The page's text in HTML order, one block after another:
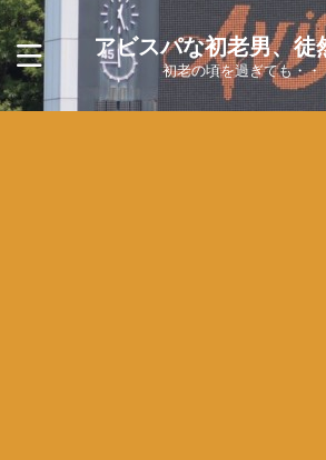
アビスパな初老男、徒
初老の頃を過ぎても・・